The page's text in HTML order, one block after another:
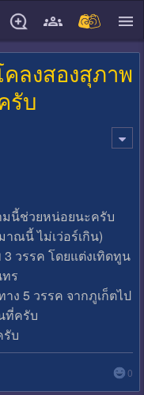
ลงสองสุภาพ
รับ
มนี้ช่วยหน่อยนะครับ
าณนี้ ไม่เว่อร์เกิน)
วรรค โดยแต่งเทิดทูน
ร
ง 5 วรรค จากภูเก็ตไป
ที่ครับ
บ
0
close